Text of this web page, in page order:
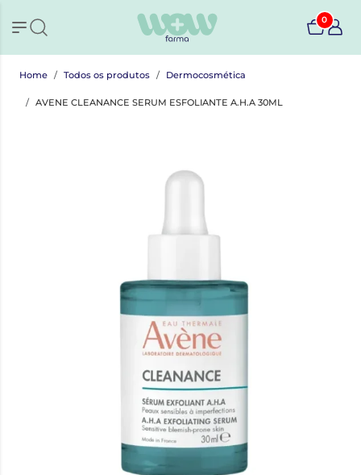
0
Home Todos os produtos Dermocosmética
AVENE CLEANANCE SERUM ESFOLIANTE A.H.A 30ML